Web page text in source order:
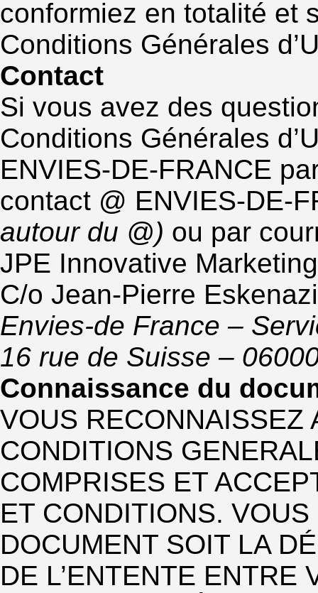
conformiez en totalité et
Conditions Générales
Contact
Si vous avez des
Conditions Générales
ENVIES-DE-FRANCE
contact @ ENVIES-DE-
autour du @) ou par
JPE Innovative Marketing
C/o Jean-Pierre Eskenazi
Envies-de France –
16 rue de Suisse –
Connaissance du
VOUS RECONNAISSEZ
CONDITIONS
COMPRISES ET
ET CONDITIONS.
DOCUMENT SOIT LA
DE L’ENTENTE ENTRE